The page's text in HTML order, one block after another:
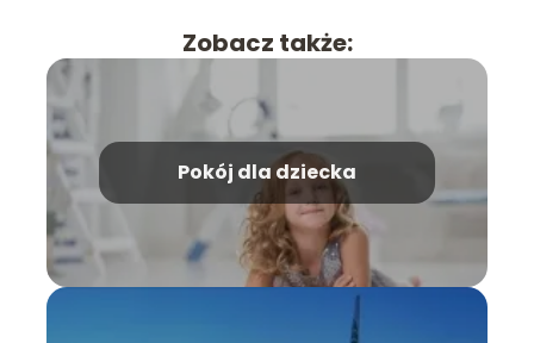
Zobacz także:
Pokój dla dziecka